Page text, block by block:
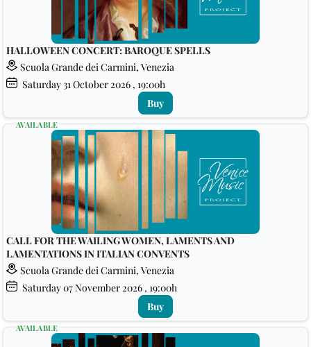
HALLOWEEN CONCERT: BAROQUE SPELLS
Scuola Grande dei Carmini, Venezia
Saturday31October 2026 , 19:00h
Buy
CALL FOR THE WAILING WOMEN, LAMENTS AND
LAMENTATIONS IN ITALIAN CONVENTS
Scuola Grande dei Carmini, Venezia
Saturday07November 2026 , 19:00h
AVAILABLE
Buy
AVAILABLE